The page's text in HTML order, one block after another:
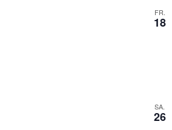
FR.
18
SA.
26